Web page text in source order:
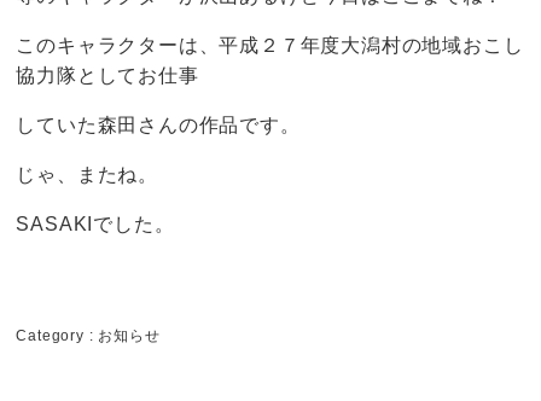
このキャラクターは、平成２７年度大潟村の地域おこし
協力隊としてお仕事
していた森田さんの作品です。
じゃ、またね。
SASAKIでした。
Category : お知らせ